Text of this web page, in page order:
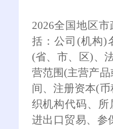
2026全国地区
括：公司(机构)
(省、市、区)、
营范围(主营产
间、注册资本(
织机构代码、
进出口贸易、参